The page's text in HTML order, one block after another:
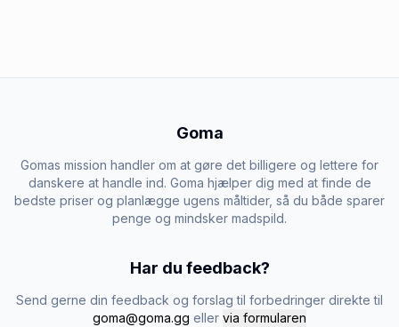
Goma
Gomas mission handler om at gøre det billigere og lettere for
danskere at handle ind. Goma hjælper dig med at finde de
bedste priser og planlægge ugens måltider, så du både sparer
penge og mindsker madspild.
Har du feedback?
Send gerne din feedback og forslag til forbedringer direkte til
goma@goma.gg eller via formularen